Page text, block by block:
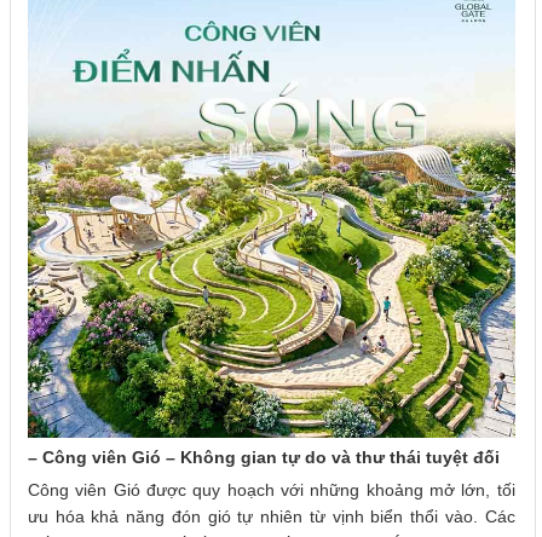
– Công viên Gió – Không gian tự do và thư thái tuyệt đối
Công viên Gió được quy hoạch với những khoảng mở lớn, tối
ưu hóa khả năng đón gió tự nhiên từ vịnh biển thổi vào. Các